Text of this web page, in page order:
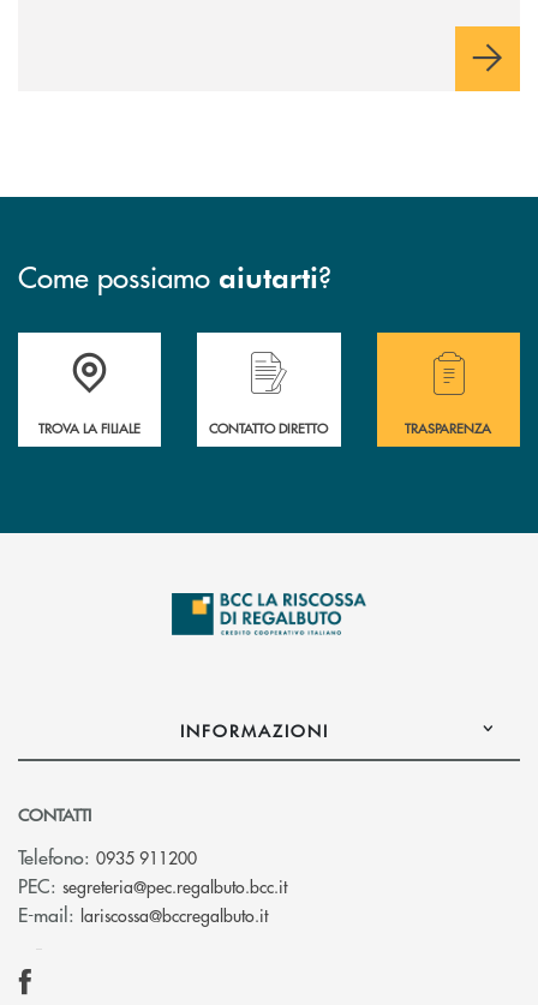
Come possiamo aiutarti?
Accedi all' elenco completo delle filiali della Bcc
TROVA LA FILIALE
Hai bisogno di assistenza immediata?
CONTATTO DIRETTO
Hai bisogno di
TRASPARENZA
INFORMAZIONI
CONTATTI
Telefono: 0935 911200
PEC: segreteria@pec.regalbuto.bcc.it(si apre l’app di posta
E-mail: lariscossa@bccregalbuto.it(si apre l’app di posta